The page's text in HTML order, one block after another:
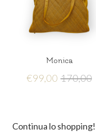
Monica
€99,00 170,00
Continua lo shopping!